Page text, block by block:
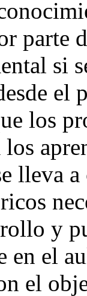
parte
si
el
los
lleva
y
en el
el